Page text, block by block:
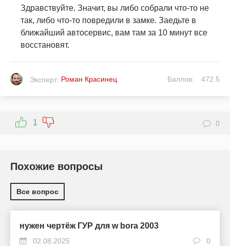
Здравствуйте. Значит, вы либо собрали что-то не
так, либо что-то повредили в замке. Заедьте в
ближайший автосервис, вам там за 10 минут все
восстановят.
Эксперт: Роман Красинец Баллов: 472.5
1 0
Похожие вопросы
Все вопрос
нужен чертёж ГУР для w bora 2003
02.08.2025 0